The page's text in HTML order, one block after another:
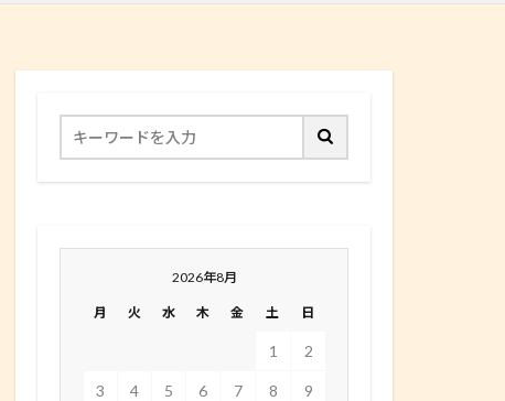
2026年8月
月 火 水 木 金 土 日
1 2
3 4 5 6 7 8 9